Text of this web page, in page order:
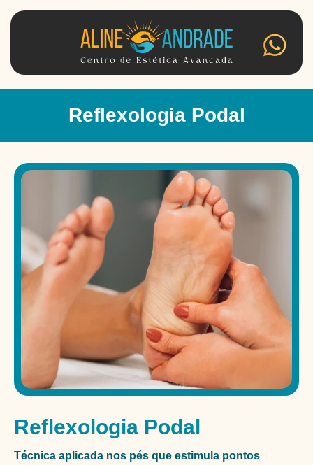
Reflexologia Podal
Reflexologia Podal
Técnica aplicada nos pés que estimula pontos